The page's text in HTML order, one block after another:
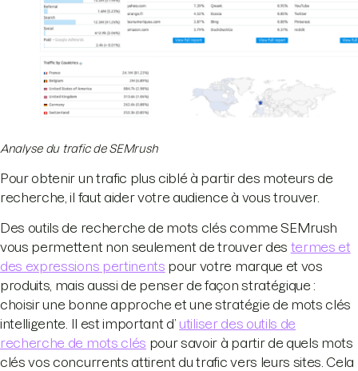
Analyse du trafic de SEMrush
Pour obtenir un trafic plus ciblé à partir des moteurs de
recherche, il faut aider votre audience à vous trouver.
Des outils de recherche de mots clés comme SEMrush
vous permettent non seulement de trouver des termes et
des expressions pertinents pour votre marque et vos
produits, mais aussi de penser de façon stratégique :
choisir une bonne approche et une stratégie de mots clés
intelligente. Il est important d’ utiliser des outils de
recherche de mots clés pour savoir à partir de quels mots
clés vos concurrents attirent du trafic vers leurs sites. Cela